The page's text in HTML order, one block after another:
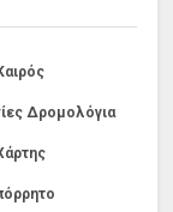
Δρομολόγια